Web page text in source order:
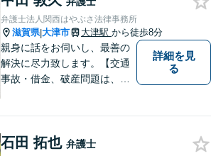
弁護士法人関西はやぶさ法律事務所
滋賀県|大津市 大津駅 から徒歩8分
親身に話をお伺いし、最善の
解決に尽力致します。【交通
事故・借金、破産問題は、初
あり】
詳細を見
る
石田 拓也 弁護士